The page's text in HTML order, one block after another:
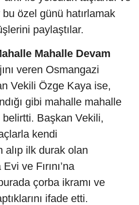
bu özel günü hatırlamak
paylaştılar.
Mahalle Devam
veren Osmangazi
Vekili Özge Kaya ise,
gibi mahalle mahalle
Başkan Vekili,
kendi
alıp ilk durak olan
ve Fırını’na
çorba ikramı ve
ifade etti.